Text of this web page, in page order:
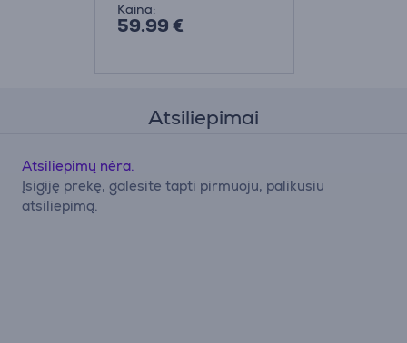
Kaina:
59.99 €
Atsiliepimai
Atsiliepimų nėra.
Įsigiję prekę, galėsite tapti pirmuoju, palikusiu
atsiliepimą.